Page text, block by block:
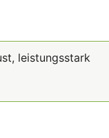
leistungsstark